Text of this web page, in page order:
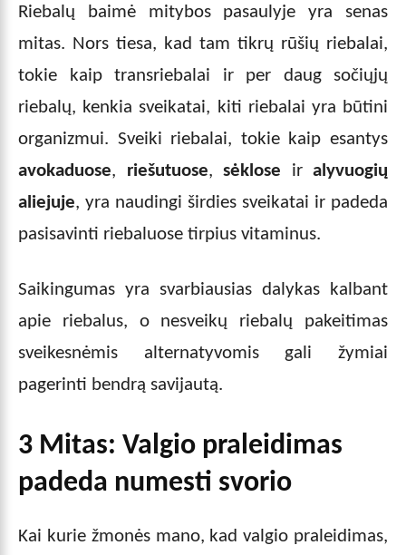
Riebalų baimė mitybos pasaulyje yra senas
mitas. Nors tiesa, kad tam tikrų rūšių riebalai,
tokie kaip transriebalai ir per daug sočiųjų
riebalų, kenkia sveikatai, kiti riebalai yra būtini
organizmui. Sveiki riebalai, tokie kaip esantys
avokaduose, riešutuose, sėklose ir alyvuogių
aliejuje, yra naudingi širdies sveikatai ir padeda
pasisavinti riebaluose tirpius vitaminus.
Saikingumas yra svarbiausias dalykas kalbant
apie riebalus, o nesveikų riebalų pakeitimas
sveikesnėmis alternatyvomis gali žymiai
pagerinti bendrą savijautą.
3 Mitas: Valgio praleidimas
padeda numesti svorio
Kai kurie žmonės mano, kad valgio praleidimas,